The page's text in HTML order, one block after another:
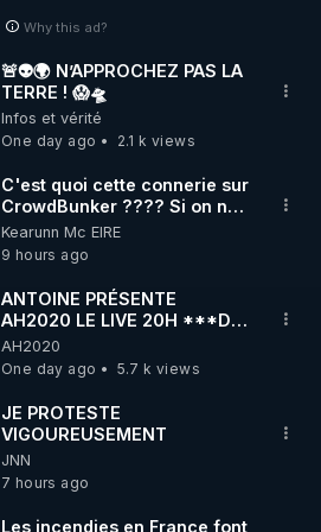
Why this ad?
🚨👽🌍 N’APPROCHEZ PAS LA
TERRE ! 😱🛸
Infos et vérité
One day ago
2.1 k views
C'est quoi cette connerie sur
CrowdBunker ???? Si on ne
peut plus publier, c'est un
peu de la censure. Ne payez
pas les boucliers pour voir
mes vidéos, c'est une
arnaque parce que ma
gratuits. Je préfère la voir
mourir que de voir mes
CrowdBunker s'est tiré une
balle dans le pied sans nos
chaines CrowdBunker n'est
plus rien. Migrez vers les
Odysee, et Tik-Tok", je vous
Kearunn Mc EIRE
9 hours ago
ANTOINE PRÉSENTE
AH2020 LE LIVE 20H ***DU
04/08/2026*** 📷LE
GRAND RÉVEIL EST EN
MARCHE 📷
AH2020
One day ago
5.7 k views
JE PROTESTE
VIGOUREUSEMENT
JNN
7 hours ago
Les incendies en France font